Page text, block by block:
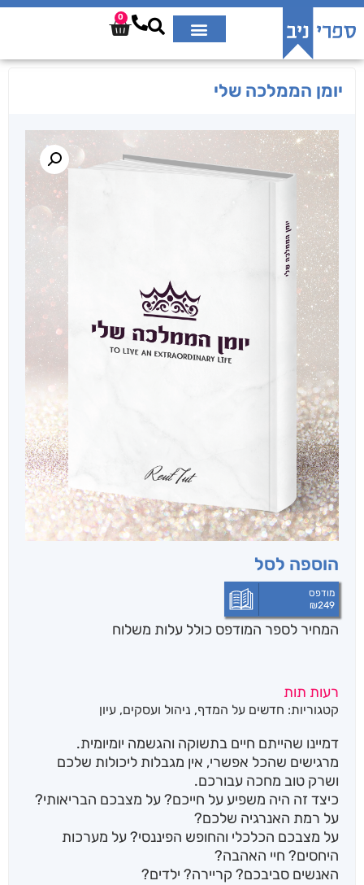
0
יומן הממלכה שלי
הוספה לסל
מודפס
₪249
המחיר לספר המודפס כולל עלות משלוח
רעות תות
קטגוריות: חדשים על המדף, ניהול ועסקים, עיון
דמיינו שהייתם חיים בתשוקה והגשמה יומיומית.
מרגישים שהכל אפשרי, אין מגבלות ליכולות שלכם
ושרק טוב מחכה עבורכם.
כיצד זה היה משפיע על חייכם? על מצבכם הבריאותי?
על רמת האנרגיה שלכם?
על מצבכם הכלכלי והחופש הפיננסי? על מערכות
היחסים? חיי האהבה?
האנשים סביבכם? קריירה? ילדים?